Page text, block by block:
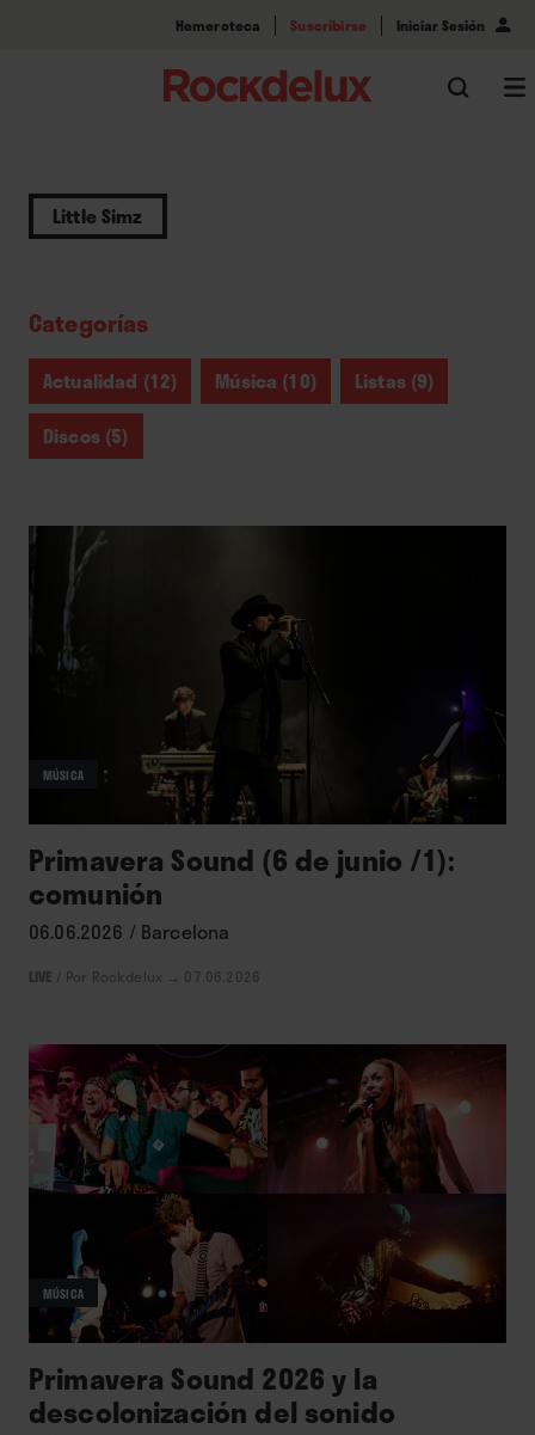
Hemeroteca Suscribirse Iniciar Sesión
Little Simz
Categorías
Actualidad (12) Música (10)
Listas (9)
Discos (5)
MÚSICA
Primavera Sound (6 de junio /1):
comunión
06.06.2026 / Barcelona
LIVE Por Rockdelux → 07.06.2026
MÚSICA
Primavera Sound 2026 y la
descolonización del sonido